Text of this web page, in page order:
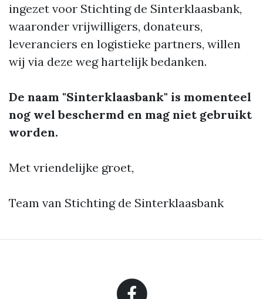
ingezet voor Stichting de Sinterklaasbank,
waaronder vrijwilligers, donateurs,
leveranciers en logistieke partners, willen
wij via deze weg hartelijk bedanken.
De naam "Sinterklaasbank" is momenteel
nog wel beschermd en mag niet gebruikt
worden.
Met vriendelijke groet,
Team van Stichting de Sinterklaasbank